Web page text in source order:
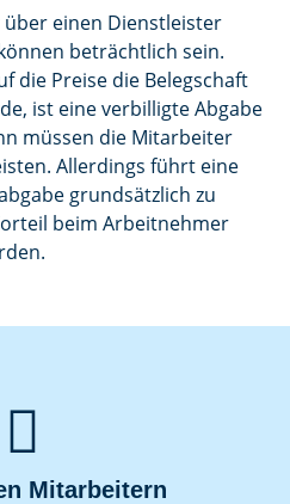
einen Dienstleister
beträchtlich sein.
die Preise die Belegschaft
ist eine verbilligte Abgabe
müssen die Mitarbeiter
Allerdings führt eine
grundsätzlich zu
beim Arbeitnehmer

Mitarbeitern